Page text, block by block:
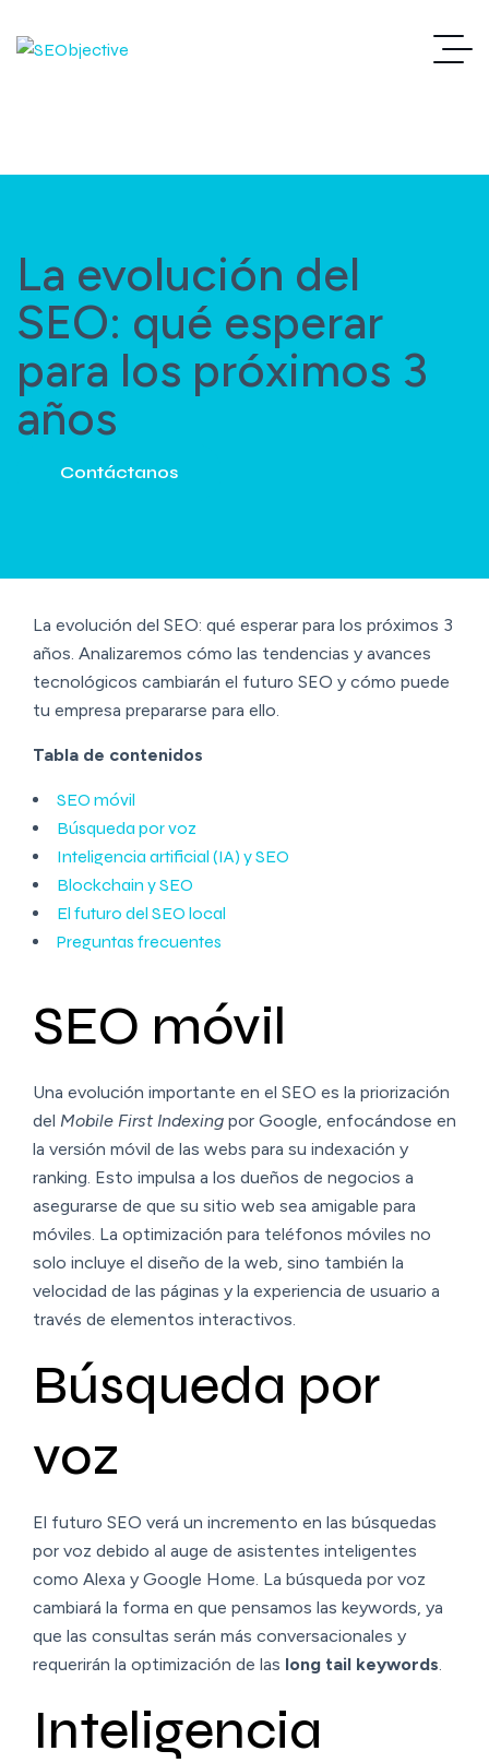
La evolución del
SEO: qué esperar
para los próximos 3
años
Contáctanos
La evolución del SEO: qué esperar para los próximos 3
años. Analizaremos cómo las tendencias y avances
tecnológicos cambiarán el futuro SEO y cómo puede
tu empresa prepararse para ello.
Tabla de contenidos
SEO móvil
Búsqueda por voz
Inteligencia artificial (IA) y SEO
Blockchain y SEO
El futuro del SEO local
Preguntas frecuentes
SEO móvil
Una evolución importante en el SEO es la priorización
del Mobile First Indexing por Google, enfocándose en
la versión móvil de las webs para su indexación y
ranking. Esto impulsa a los dueños de negocios a
asegurarse de que su sitio web sea amigable para
móviles. La optimización para teléfonos móviles no
solo incluye el diseño de la web, sino también la
velocidad de las páginas y la experiencia de usuario a
través de elementos interactivos.
Búsqueda por
voz
El futuro SEO verá un incremento en las búsquedas
por voz debido al auge de asistentes inteligentes
como Alexa y Google Home. La búsqueda por voz
cambiará la forma en que pensamos las keywords, ya
que las consultas serán más conversacionales y
requerirán la optimización de las long tail keywords.
Inteligencia